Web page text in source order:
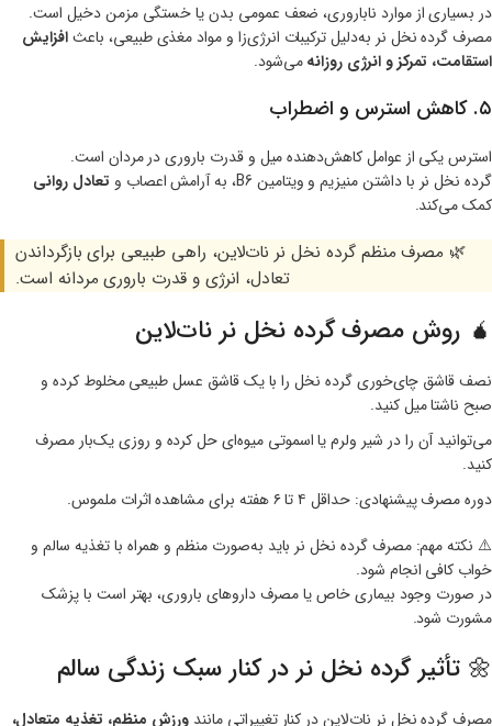
در بسیاری از موارد ناباروری، ضعف عمومی بدن یا خستگی مزمن دخیل است.
مصرف گرده نخل نر به‌دلیل ترکیبات انرژی‌زا و مواد مغذی طبیعی، باعثافزایش
استقامت، تمرکز و انرژی روزانهمی‌شود.
۵. کاهش استرس و اضطراب
استرس یکی از عوامل کاهش‌دهنده میل و قدرت باروری در مردان است.
گرده نخل نر با داشتن منیزیم و ویتامین B6، به آرامش اعصاب و
تعادل روانی
کمک می‌کند.
🌿 مصرف منظم گرده نخل نر نات‌لاین، راهی طبیعی برای بازگرداندن
تعادل، انرژی و قدرت باروری مردانه است.
🧉 روش مصرف گرده نخل نر نات‌لاین
نصف قاشق چای‌خوری گرده نخل را با یک قاشق عسل طبیعی مخلوط کرده و
صبح ناشتا میل کنید.
می‌توانید آن را در شیر ولرم یا اسموتی میوه‌ای حل کرده و روزی یک‌بار مصرف
کنید.
دوره مصرف پیشنهادی: حداقل ۴ تا ۶ هفته برای مشاهده اثرات ملموس.
⚠️ نکته مهم: مصرف گرده نخل نر باید به‌صورت منظم و همراه با تغذیه سالم و
خواب کافی انجام شود.
در صورت وجود بیماری خاص یا مصرف داروهای باروری، بهتر است با پزشک
مشورت شود.
🌼 تأثیر گرده نخل نر در کنار سبک زندگی سالم
مصرف گرده نخل نر نات‌لاین در کنار تغییراتی مانند ورزش منظم، تغذیه متعادل،